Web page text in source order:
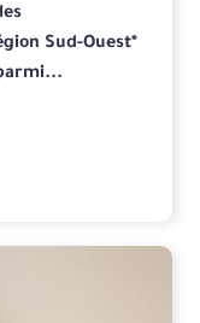
Sud-Ouest*